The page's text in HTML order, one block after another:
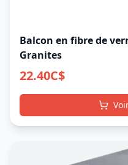
Balcon en fibre de
Granites
22.40C$